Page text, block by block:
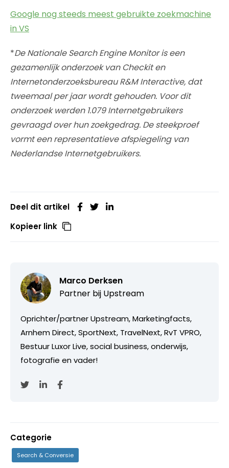
Google nog steeds meest gebruikte zoekmachine
in VS
*De Nationale Search Engine Monitor is een
gezamenlijk onderzoek van Checkit en
Internetonderzoeksbureau R&M Interactive, dat
tweemaal per jaar wordt gehouden. Voor dit
onderzoek werden 1.079 Internetgebruikers
gevraagd over hun zoekgedrag. De steekproef
vormt een representatieve afspiegeling van
Nederlandse Internetgebruikers.
Deel dit artikel
Kopieer link
Marco Derksen
Partner bij Upstream
Oprichter/partner Upstream, Marketingfacts,
Arnhem Direct, SportNext, TravelNext, RvT VPRO,
Bestuur Luxor Live, social business, onderwijs,
fotografie en vader!
Categorie
Search & Conversie